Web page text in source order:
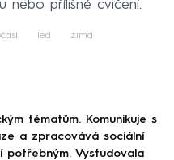
nebo přílišné cvičení.
led zima
tématům. Komunikuje s
a zpracovává sociální
Vystudovala